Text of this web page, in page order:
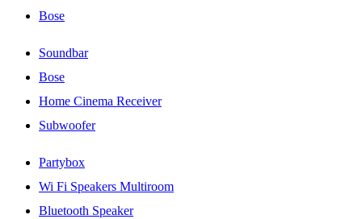
Bose
Soundbar
Bose
Home Cinema Receiver
Subwoofer
Partybox
Wi Fi Speakers Multiroom
Bluetooth Speaker